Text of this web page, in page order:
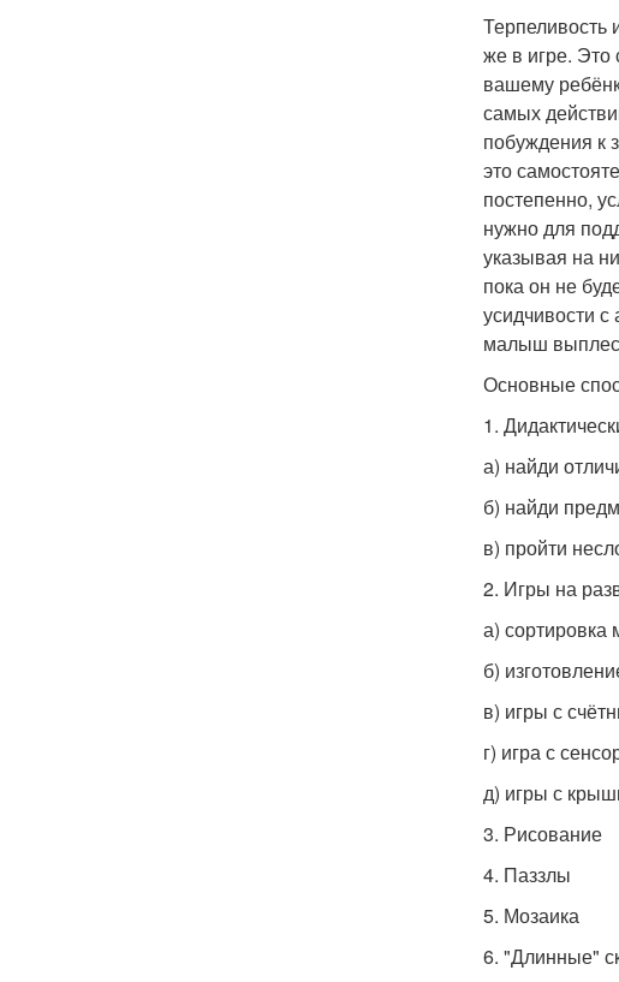
Терпеливость
же в игре. Это
вашему
самых
побуждения к
это
постепенно,
нужно для
указывая на
пока он не
усидчивости
малыш
Основные
1.
а) найди
б) найди
в) пройти
2. Игры на
а) сортировка
б)
в) игры с
г) игра с
д) игры с
3. Рисование
4. Паззлы
5. Мозаика
6. "Длинные"